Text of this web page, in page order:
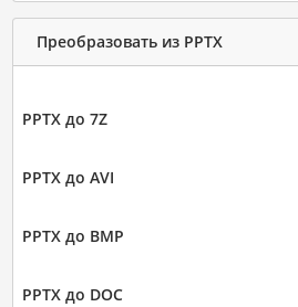
Преобразовать из PPTX
PPTX до 7Z
PPTX до AVI
PPTX до BMP
PPTX до DOC